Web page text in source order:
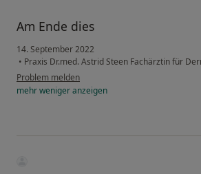
Am Ende dies
14. September 2022
• Praxis Dr.med. Astrid Steen Fachärztin für
Problem melden
mehrwenigeranzeigen